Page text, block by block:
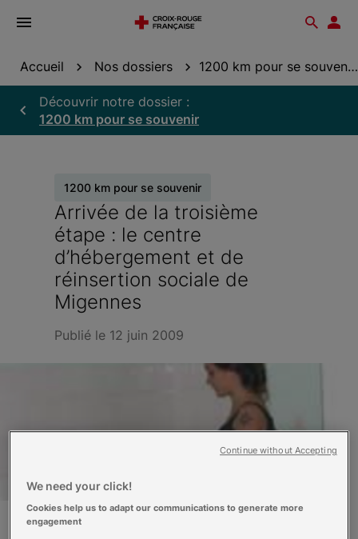
Ouvrir
Accueil Nos dossiers 1200 km pour se souvenir
Découvrir notre dossier :
1200 km pour se souvenir
1200 km pour se souvenir
Arrivée de la troisième
étape : le centre
d’hébergement et de
réinsertion sociale de
Migennes
Publié le 12 juin 2009
We need your click!
Cookies help us to adapt our communications to generate more
engagement
Continue without Accepting